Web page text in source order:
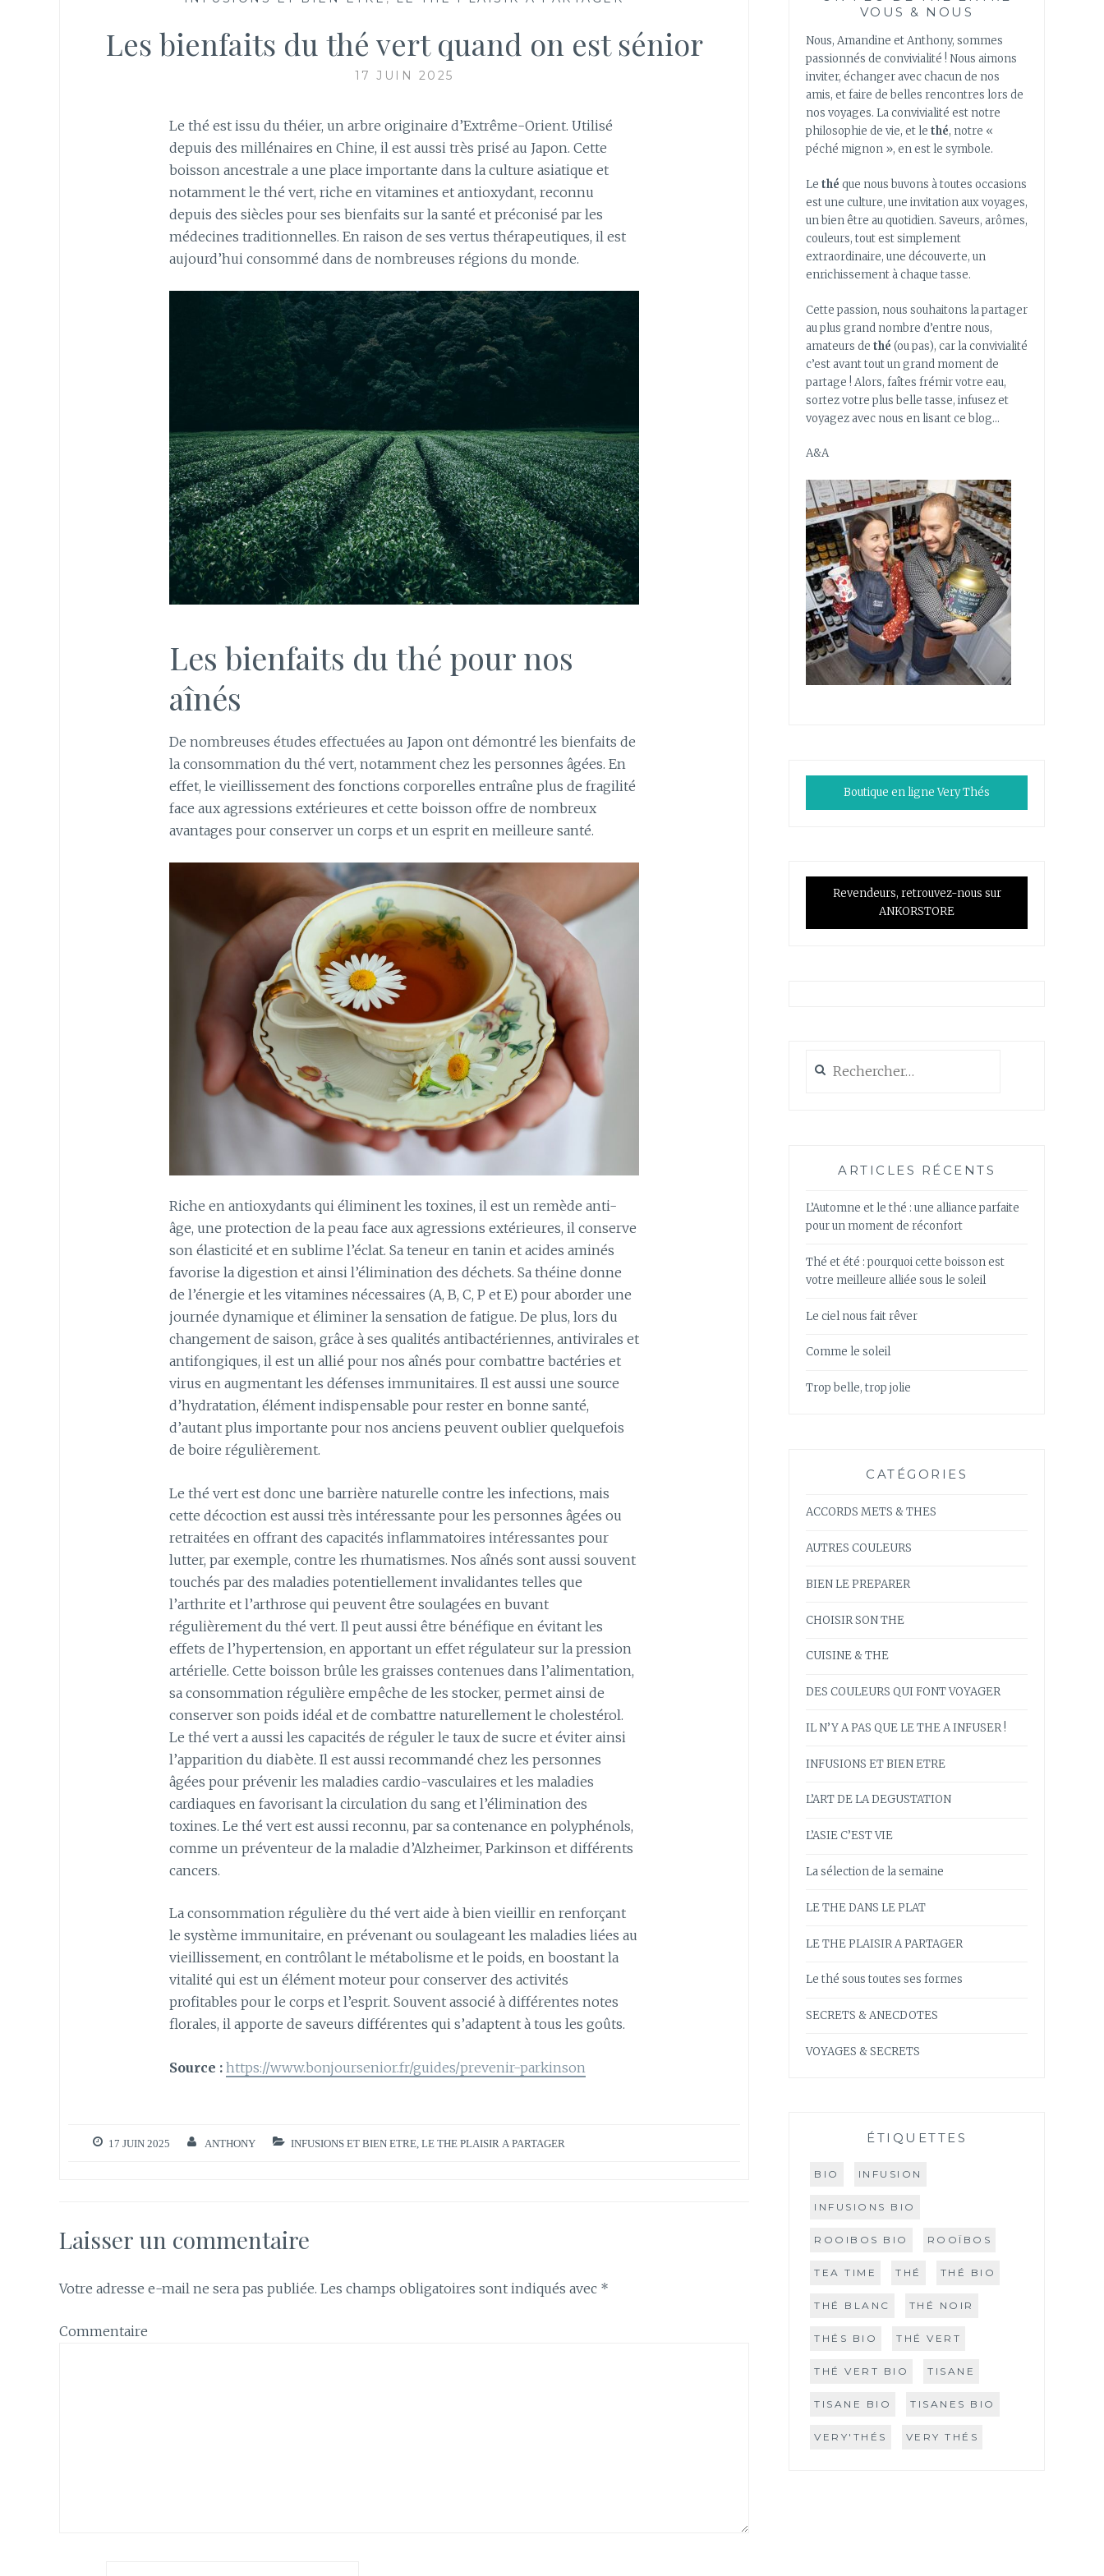
Les bienfaits du thé vert quand on est sénior
17 JUIN 2025
Le thé est issu du théier, un arbre originaire d’Extrême-Orient. Utilisé
depuis des millénaires en Chine, il est aussi très prisé au Japon. Cette
boisson ancestrale a une place importante dans la culture asiatique et
notamment le thé vert, riche en vitamines et antioxydant, reconnu
depuis des siècles pour ses bienfaits sur la santé et préconisé par les
médecines traditionnelles. En raison de ses vertus thérapeutiques, il est
aujourd’hui consommé dans de nombreuses régions du monde.
Les bienfaits du thé pour nos
aînés
De nombreuses études effectuées au Japon ont démontré les bienfaits de
la consommation du thé vert, notamment chez les personnes âgées. En
effet, le vieillissement des fonctions corporelles entraîne plus de fragilité
face aux agressions extérieures et cette boisson offre de nombreux
avantages pour conserver un corps et un esprit en meilleure santé.
Riche en antioxydants qui éliminent les toxines, il est un remède anti-
âge, une protection de la peau face aux agressions extérieures, il conserve
son élasticité et en sublime l’éclat. Sa teneur en tanin et acides aminés
favorise la digestion et ainsi l’élimination des déchets. Sa théine donne
de l’énergie et les vitamines nécessaires (A, B, C, P et E) pour aborder une
journée dynamique et éliminer la sensation de fatigue. De plus, lors du
changement de saison, grâce à ses qualités antibactériennes, antivirales et
antifongiques, il est un allié pour nos aînés pour combattre bactéries et
virus en augmentant les défenses immunitaires. Il est aussi une source
d’hydratation, élément indispensable pour rester en bonne santé,
d’autant plus importante pour nos anciens peuvent oublier quelquefois
de boire régulièrement.
Le thé vert est donc une barrière naturelle contre les infections, mais
cette décoction est aussi très intéressante pour les personnes âgées ou
retraitées en offrant des capacités inflammatoires intéressantes pour
lutter, par exemple, contre les rhumatismes. Nos aînés sont aussi souvent
touchés par des maladies potentiellement invalidantes telles que
l’arthrite et l’arthrose qui peuvent être soulagées en buvant
régulièrement du thé vert. Il peut aussi être bénéfique en évitant les
effets de l’hypertension, en apportant un effet régulateur sur la pression
artérielle. Cette boisson brûle les graisses contenues dans l’alimentation,
sa consommation régulière empêche de les stocker, permet ainsi de
conserver son poids idéal et de combattre naturellement le cholestérol.
Le thé vert a aussi les capacités de réguler le taux de sucre et éviter ainsi
l’apparition du diabète. Il est aussi recommandé chez les personnes
âgées pour prévenir les maladies cardio-vasculaires et les maladies
cardiaques en favorisant la circulation du sang et l’élimination des
toxines. Le thé vert est aussi reconnu, par sa contenance en polyphénols,
comme un préventeur de la maladie d’Alzheimer, Parkinson et différents
cancers.
La consommation régulière du thé vert aide à bien vieillir en renforçant
le système immunitaire, en prévenant ou soulageant les maladies liées au
vieillissement, en contrôlant le métabolisme et le poids, en boostant la
vitalité qui est un élément moteur pour conserver des activités
profitables pour le corps et l’esprit. Souvent associé à différentes notes
florales, il apporte de saveurs différentes qui s’adaptent à tous les goûts.
Source : https://www.bonjoursenior.fr/guides/prevenir-parkinson
17 JUIN 2025 ANTHONY INFUSIONS ET BIEN ETRE, LE THE PLAISIR A PARTAGER
Laisser un commentaire
Votre adresse e-mail ne sera pas publiée. Les champs obligatoires sont indiqués avec *
Commentaire
VOUS & NOUS
Nous, Amandine et Anthony, sommes
passionnés de convivialité ! Nous aimons
inviter, échanger avec chacun de nos
amis, et faire de belles rencontres lors de
nos voyages. La convivialité est notre
philosophie de vie, et le thé, notre «
péché mignon », en est le symbole.
Le thé que nous buvons à toutes occasions
est une culture, une invitation aux voyages,
un bien être au quotidien. Saveurs, arômes,
couleurs, tout est simplement
extraordinaire, une découverte, un
enrichissement à chaque tasse.
Cette passion, nous souhaitons la partager
au plus grand nombre d’entre nous,
amateurs de thé (ou pas), car la convivialité
c’est avant tout un grand moment de
partage ! Alors, faîtes frémir votre eau,
sortez votre plus belle tasse, infusez et
voyagez avec nous en lisant ce blog…
A&A
Boutique en ligne Very Thés
Revendeurs, retrouvez-nous sur
ANKORSTORE
ARTICLES RÉCENTS
L’Automne et le thé : une alliance parfaite
pour un moment de réconfort
Thé et été : pourquoi cette boisson est
votre meilleure alliée sous le soleil
Le ciel nous fait rêver
Comme le soleil
Trop belle, trop jolie
CATÉGORIES
ACCORDS METS & THES
AUTRES COULEURS
BIEN LE PREPARER
CHOISIR SON THE
CUISINE & THE
DES COULEURS QUI FONT VOYAGER
IL N’Y A PAS QUE LE THE A INFUSER !
INFUSIONS ET BIEN ETRE
L’ART DE LA DEGUSTATION
L’ASIE C’EST VIE
La sélection de la semaine
LE THE DANS LE PLAT
LE THE PLAISIR A PARTAGER
Le thé sous toutes ses formes
SECRETS & ANECDOTES
VOYAGES & SECRETS
ÉTIQUETTES
BIO INFUSION
INFUSIONS BIO
ROOIBOS BIO ROOÏBOS
TEA TIME THÉ THÉ BIO
THÉ BLANC THÉ NOIR
THÉS BIO THÉ VERT
THÉ VERT BIO TISANE
TISANE BIO TISANES BIO
VERY'THÉS VERY THÉS